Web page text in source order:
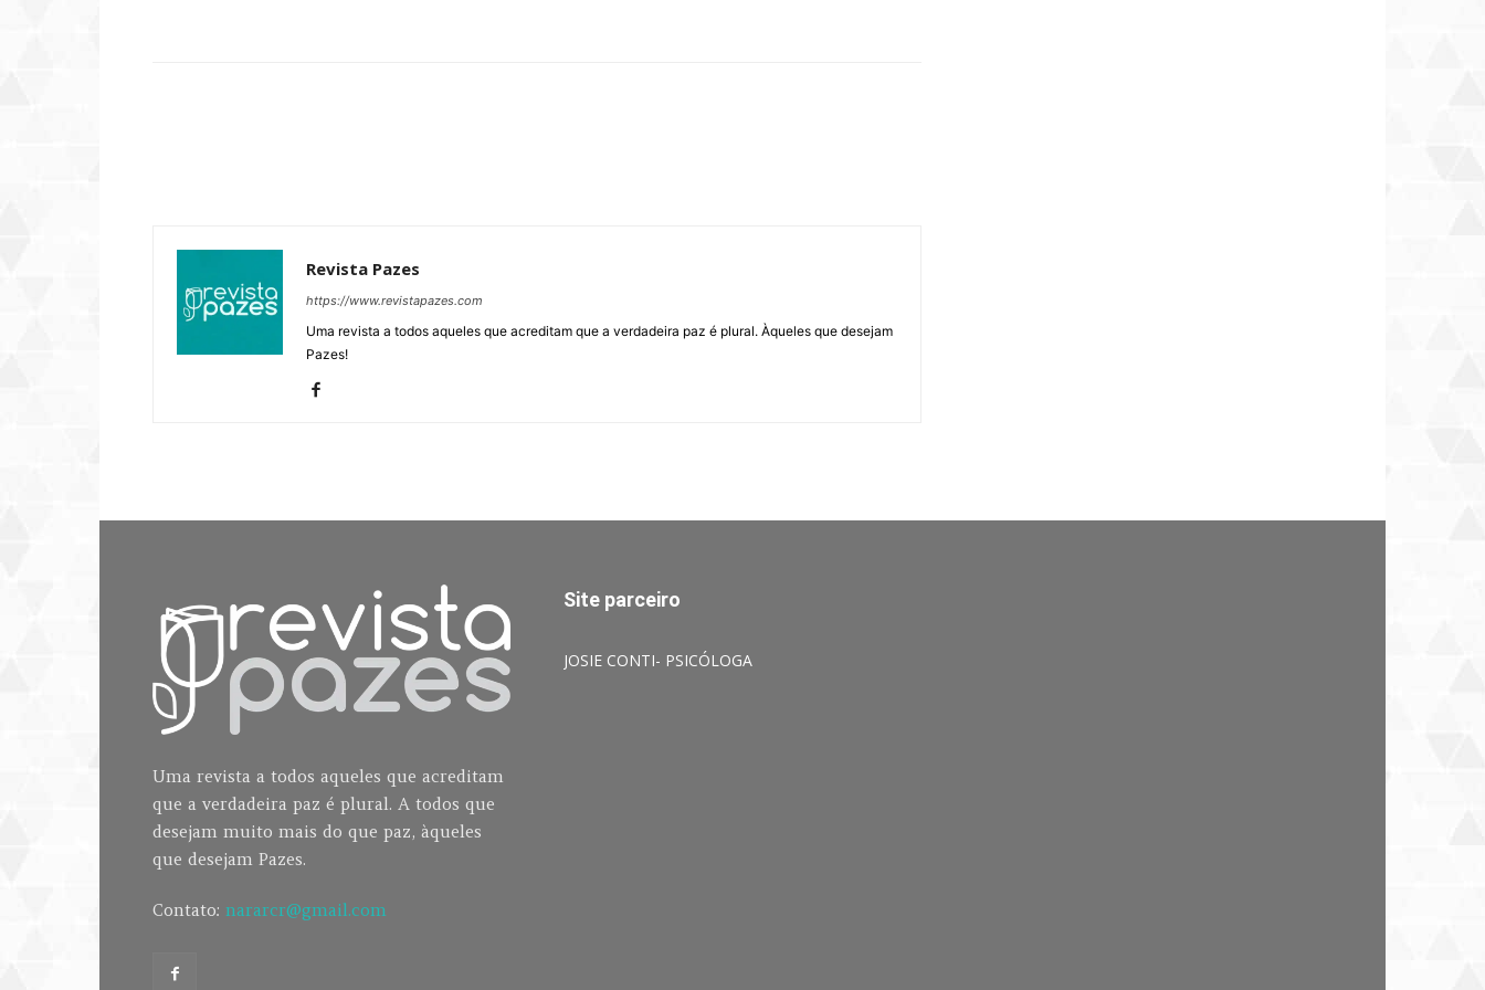
Revista Pazes
https://www.revistapazes.com
Uma revista a todos aqueles que acreditam que a verdadeira paz é plural. Àqueles que desejam
Pazes!
Uma revista a todos aqueles que acreditam
que a verdadeira paz é plural. A todos que
desejam muito mais do que paz, àqueles
que desejam Pazes.
Contato: nararcr@gmail.com
Site parceiro
JOSIE CONTI- PSICÓLOGA